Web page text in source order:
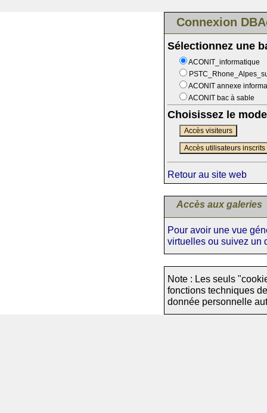
Connexion
Sélectionnez une
ACONIT_informatique
ACONIT annexe
ACONIT bac à sable
Choisissez le
Accès visiteurs
Accès utilisateurs inscrits
Retour au site web
Accès aux galeries
Pour avoir une vue
virtuelles ou suivez un
Note : Les seuls
fonctions techniques
donnée personnelle